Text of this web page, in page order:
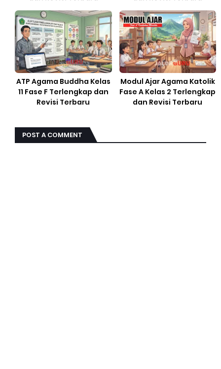
ATP Agama Buddha Kelas
11 Fase F Terlengkap dan
Revisi Terbaru
Modul Ajar Agama Katolik
Fase A Kelas 2 Terlengkap
dan Revisi Terbaru
POST A COMMENT